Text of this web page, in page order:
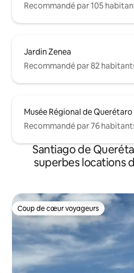
Recommandé par 105
Jardin Zenea
Recommandé par 82
Musée Régional de Querétaro
Recommandé par 76
Santiago de
superbes locations
Coup de cœur voyageurs
Coup de cœur voyageurs